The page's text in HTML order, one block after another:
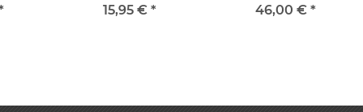
Magnetverschluss
15,95 € *
Anhänger und
46,00 € *